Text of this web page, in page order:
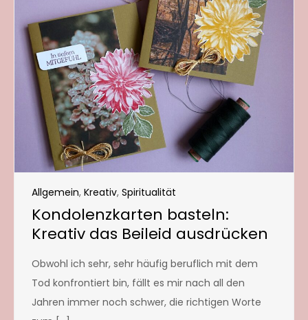
Allgemein, Kreativ, Spiritualität
Kondolenzkarten basteln:
Kreativ das Beileid ausdrücken
Obwohl ich sehr, sehr häufig beruflich mit dem
Tod konfrontiert bin, fällt es mir nach all den
Jahren immer noch schwer, die richtigen Worte